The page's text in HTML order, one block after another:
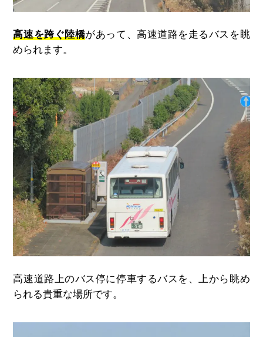
高速を跨ぐ陸橋があって、高速道路を走るバスを眺
められます。
高速道路上のバス停に停車するバスを、上から眺め
られる貴重な場所です。